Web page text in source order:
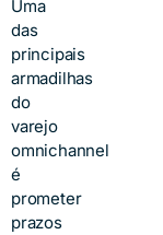
Uma
das
principais
armadilhas
do
varejo
omnichannel
é
prometer
prazos